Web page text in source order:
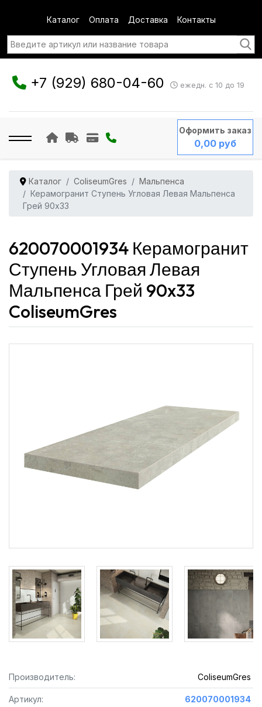
Каталог Оплата Доставка Контакты
+7 (929) 680-04-60 ежедн. с 10 до 19
Оформить заказ
0,00 руб
Каталог ColiseumGres
Мальпенса
Керамогранит Ступень Угловая Левая Мальпенса
Грей 90x33
620070001934 Керамогранит
Ступень Угловая Левая
Мальпенса Грей 90x33
ColiseumGres
Производитель: ColiseumGres
Артикул: 620070001934